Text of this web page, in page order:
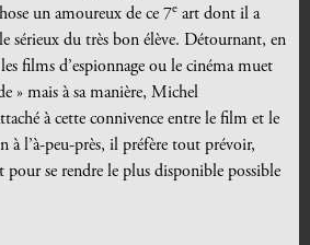
un amoureux de ce 7e art dont il a
le sérieux du très bon élève. Détournant, en
films d’espionnage ou le cinéma muet
» mais à sa manière, Michel
à cette connivence entre le film et le
à l’à-peu-près, il préfère tout prévoir,
pour se rendre le plus disponible possible